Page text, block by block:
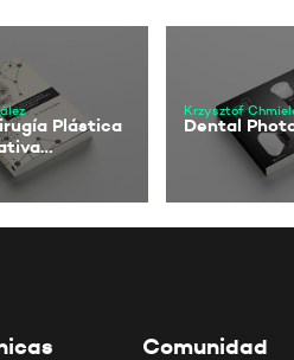
Plástica
en la
Krzysztof
Dental
Comunidad